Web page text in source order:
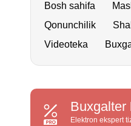
Bosh sahifa
Qonunchilik
Videoteka
Buxgalter
Elektron ekspert